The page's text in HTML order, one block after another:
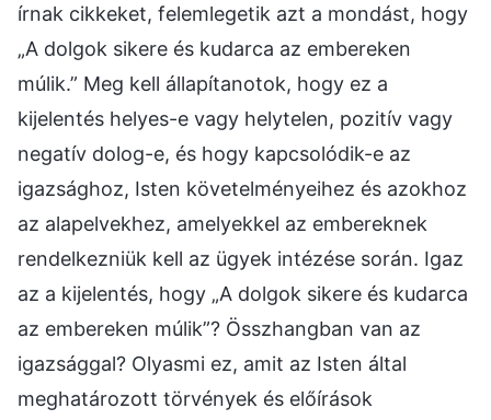
írnak cikkeket, felemlegetik azt a mondást, hogy
„A dolgok sikere és kudarca az embereken
múlik.” Meg kell állapítanotok, hogy ez a
kijelentés helyes-e vagy helytelen, pozitív vagy
negatív dolog-e, és hogy kapcsolódik-e az
igazsághoz, Isten követelményeihez és azokhoz
az alapelvekhez, amelyekkel az embereknek
rendelkezniük kell az ügyek intézése során. Igaz
az a kijelentés, hogy „A dolgok sikere és kudarca
az embereken múlik”? Összhangban van az
igazsággal? Olyasmi ez, amit az Isten által
meghatározott törvények és előírások